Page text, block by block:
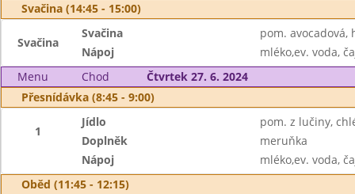
Svačina (14:45 - 15:00)
Svačina
Svačina
pom. avocadová,
Nápoj
mléko,ev. voda,
Menu
Chod
Čtvrtek 27. 6. 2024
Přesnídávka (8:45 - 9:00)
1
Jídlo
pom. z lučiny,
Doplněk
meruňka
Nápoj
mléko,ev. voda,
Oběd (11:45 - 12:15)